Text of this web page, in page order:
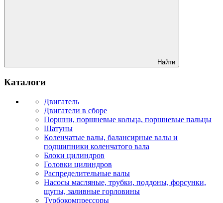
Найти
Каталоги
Двигатель
Двигатели в сборе
Поршни, поршневые кольца, поршневые пальцы
Шатуны
Коленчатые валы, балансирные валы и
подшипники коленчатого вала
Блоки цилиндров
Головки цилиндров
Распределительные валы
Насосы масляные, трубки, поддоны, форсунки,
щупы, заливные горловины
Турбокомпрессоры